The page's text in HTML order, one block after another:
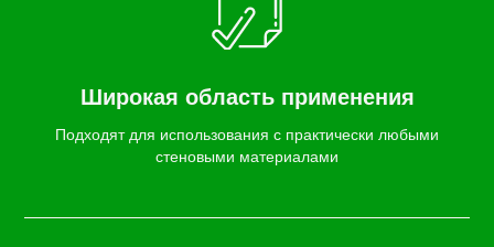
Широкая область применения
Подходят для использования с практически любыми
стеновыми материалами